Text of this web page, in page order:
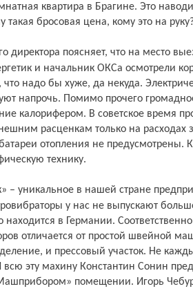
квартира в Брагине. Это
бросовая цена, кому это на
и начальник ОКСа осмотрели
что надо бы хуже, да некуда.
напрочь. Помимо прочего
калорифером. В советское время
расценкам только на расходах
отопления не предусмотрены.
технику.
у нас не выпускают
находится в Германии.
отличается от простой швейной
и прессовый участок. Не
эту махину Константин Сонин
помещении. Игорь